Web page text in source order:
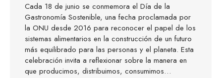
Cada 18 de junio se conmemora el Día de la
Gastronomía Sostenible, una fecha proclamada por
la ONU desde 2016 para reconocer el papel de los
sistemas alimentarios en la construcción de un futuro
más equilibrado para las personas y el planeta. Esta
celebración invita a reflexionar sobre la manera en
que producimos, distribuimos, consumimos…